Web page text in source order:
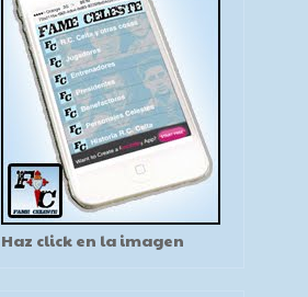
Haz click en la imagen